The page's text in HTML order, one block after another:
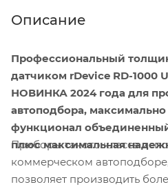
Описание
Профессиональный
датчиком rDevice RD-1000
НОВИНКА 2024 года для
автоподбора,
функционал
плюс максимальная
Приборы такого класса
коммерческом
позволяет производить